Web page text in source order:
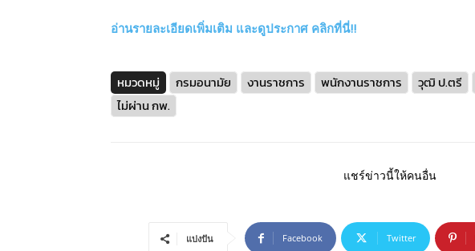
อ่านรายละเอียดเพิ่มเติม และดูประกาศ คลิกที่นี่!!
หมวดหมู่ กรมอนามัย งานราชการ พนักงานราชการ วุฒิ ป.ตรี
ไม่ผ่าน กพ.
แชร์ข่าวนี้ให้คนอื่น
แบ่งปัน Facebook Twitter